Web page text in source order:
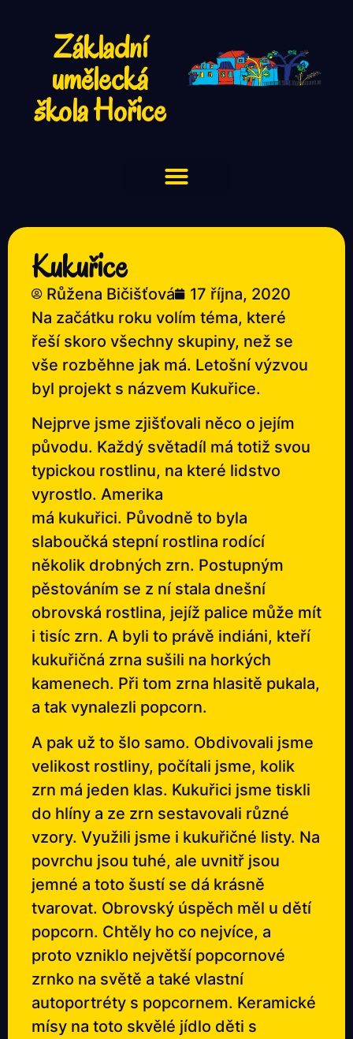
Základní
umělecká
škola Hořice
Kukuřice
Růžena Bičišťová
17 října, 2020
Na začátku roku volím téma, které
řeší skoro všechny skupiny, než se
vše rozběhne jak má. Letošní výzvou
byl projekt s názvem Kukuřice.
Nejprve jsme zjišťovali něco o jejím
původu. Každý světadíl má totiž svou
typickou rostlinu, na které lidstvo
vyrostlo. Amerika
má kukuřici. Původně to byla
slaboučká stepní rostlina rodící
několik drobných zrn. Postupným
pěstováním se z ní stala dnešní
obrovská rostlina, jejíž palice může mít
i tisíc zrn. A byli to právě indiáni, kteří
kukuřičná zrna sušili na horkých
kamenech. Při tom zrna hlasitě pukala,
a tak vynalezli popcorn.
A pak už to šlo samo. Obdivovali jsme
velikost rostliny, počítali jsme, kolik
zrn má jeden klas. Kukuřici jsme tiskli
do hlíny a ze zrn sestavovali různé
vzory. Využili jsme i kukuřičné listy. Na
povrchu jsou tuhé, ale uvnitř jsou
jemné a toto šustí se dá krásně
tvarovat. Obrovský úspěch měl u dětí
popcorn. Chtěly ho co nejvíce, a
proto vzniklo největší popcornové
zrnko na světě a také vlastní
autoportréty s popcornem. Keramické
mísy na toto skvělé jídlo děti s